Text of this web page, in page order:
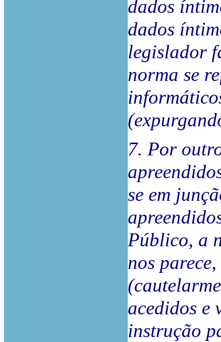
dados
dados
legislador
norma se
7. Por
se em
Público, a
nos
acedidos e
instrução